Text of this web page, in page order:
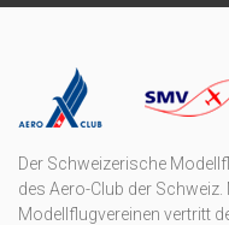
Der Schweizerische
des Aero-Club der
Modellflugvereinen vertritt